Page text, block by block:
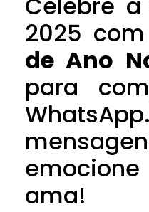
2025 com
de Ano
para
ama!